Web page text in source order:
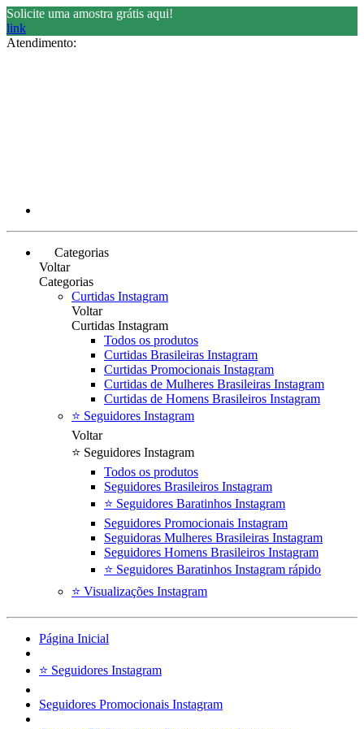
Solicite uma amostra grátis aqui!
link
Atendimento:
Categorias
Voltar
Categorias
Curtidas Instagram
Voltar
Curtidas Instagram
Todos os produtos
Curtidas Brasileiras Instagram
Curtidas Promocionais Instagram
Curtidas de Mulheres Brasileiras Instagram
Curtidas de Homens Brasileiros Instagram
⭐ Seguidores Instagram
Voltar
⭐ Seguidores Instagram
Todos os produtos
Seguidores Brasileiros Instagram
⭐ Seguidores Baratinhos Instagram
Seguidores Promocionais Instagram
Seguidoras Mulheres Brasileiras Instagram
Seguidores Homens Brasileiros Instagram
⭐ Seguidores Baratinhos Instagram rápido
⭐ Visualizações Instagram
Página Inicial
⭐ Seguidores Instagram
Seguidores Promocionais Instagram